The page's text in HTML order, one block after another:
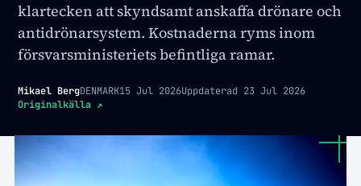
klartecken att skyndsamt anskaffa drönare och
antidrönarsystem. Kostnaderna ryms inom
försvarsministeriets befintliga ramar.
Mikael BergDENMARK15 Jul 2026Uppdaterad 23 Jul 2026
Originalkälla ↗